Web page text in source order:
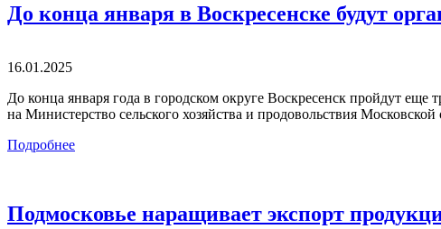
До конца января в Воскресенске будут
16.01.2025
До конца января года в городском округе Воскресенск пройдут
на Министерство сельского хозяйства и продовольствия Московской
Подробнее
Подмосковье наращивает экспорт